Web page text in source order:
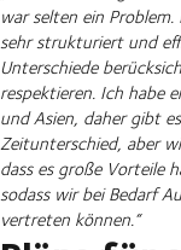
war selten ein
sehr strukturiert und
Unterschiede
respektieren. Ich habe
und Asien, daher gibt
Zeitunterschied, aber
dass es große Vorteile
sodass wir bei Bedarf
vertreten können.“